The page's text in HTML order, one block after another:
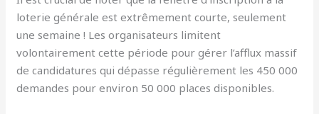
loterie générale est extrêmement courte, seulement
une semaine ! Les organisateurs limitent
volontairement cette période pour gérer l’afflux massif
de candidatures qui dépasse régulièrement les 450 000
demandes pour environ 50 000 places disponibles.